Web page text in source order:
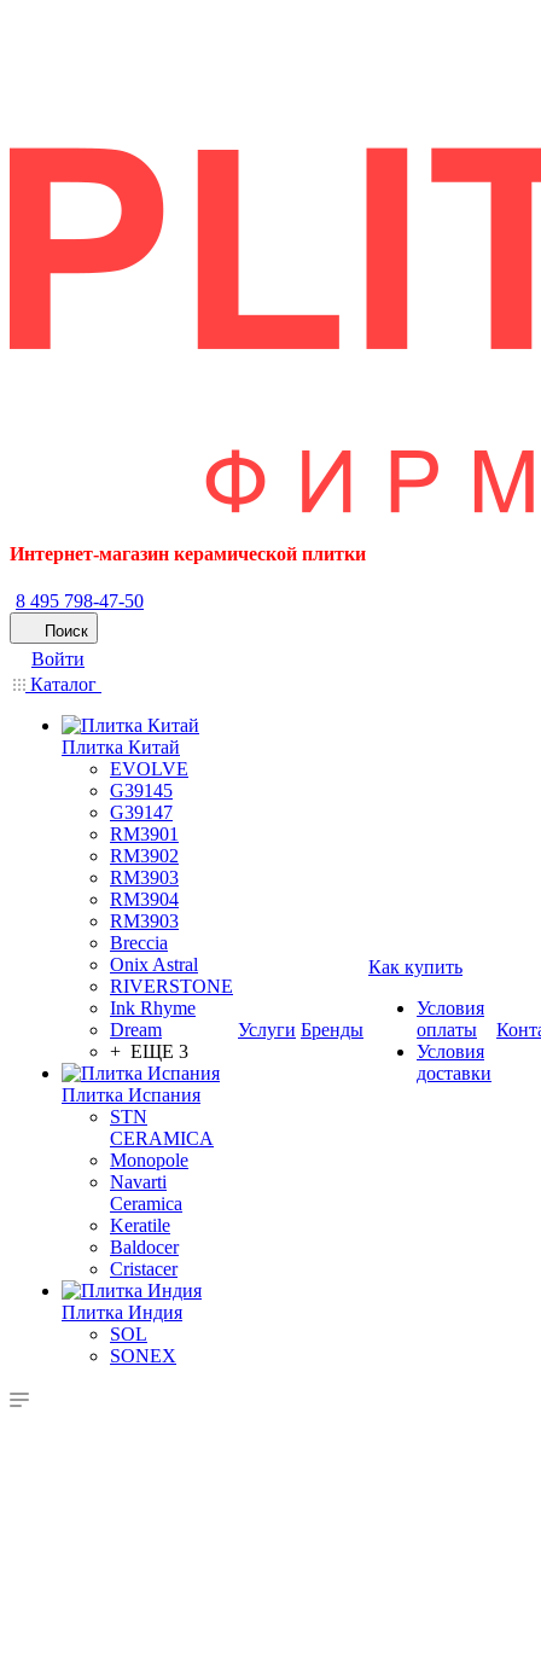
Интернет-магазин керамической плитки
8 495 798-47-50
Поиск
Войти
Каталог
Плитка Китай
EVOLVE
G39145
G39147
RM3901
RM3902
RM3903
RM3904
RM3903
Breccia
Onix Astral
RIVERSTONE
Ink Rhyme
Dream
+ ЕЩЕ 3
Плитка Испания
STN
CERAMICA
Monopole
Navarti
Ceramica
Keratile
Baldocer
Cristacer
Плитка Индия
SOL
SONEX
Услуги Бренды
Как купить
Условия
оплаты
Условия
доставки